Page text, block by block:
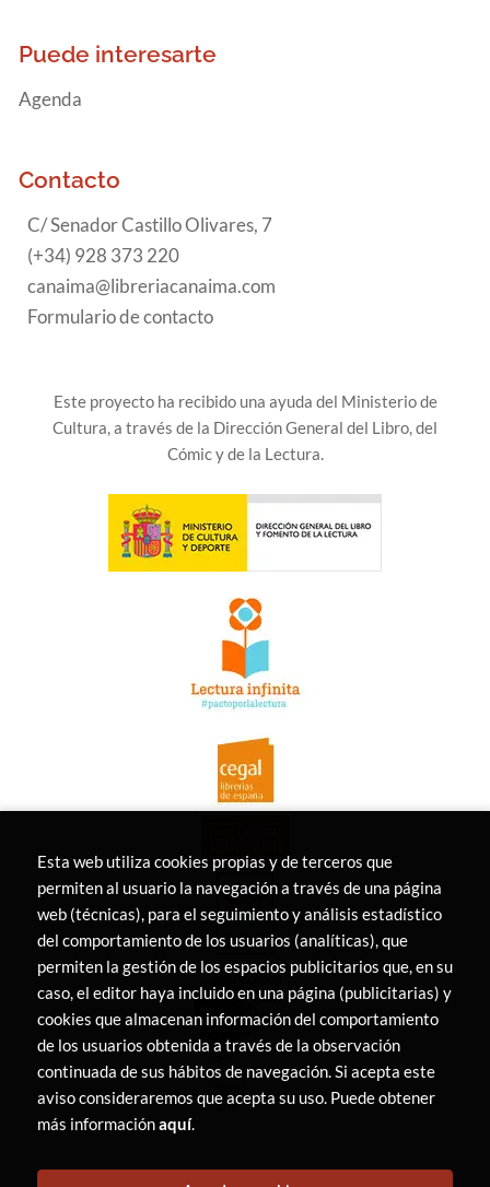
Puede interesarte
Agenda
Contacto
C/ Senador Castillo Olivares, 7
(+34) 928 373 220
canaima@libreriacanaima.com
Formulario de contacto
Este proyecto ha recibido una ayuda del Ministerio de
Cultura, a través de la Dirección General del Libro, del
Cómic y de la Lectura.
Esta web utiliza cookies propias y de terceros que
permiten al usuario la navegación a través de una página
web (técnicas), para el seguimiento y análisis estadístico
del comportamiento de los usuarios (analíticas), que
permiten la gestión de los espacios publicitarios que, en su
caso, el editor haya incluido en una página (publicitarias) y
cookies que almacenan información del comportamiento
de los usuarios obtenida a través de la observación
continuada de sus hábitos de navegación. Si acepta este
aviso consideraremos que acepta su uso. Puede obtener
más informaciónaquí.